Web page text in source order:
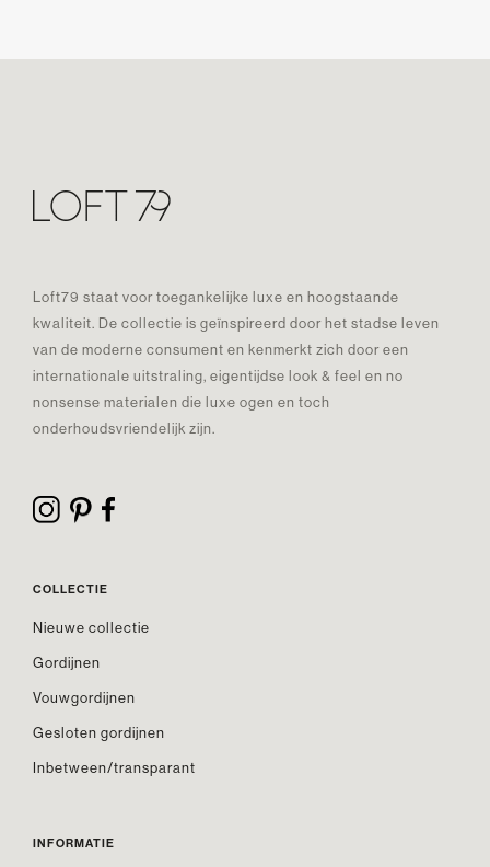
Loft79 staat voor toegankelijke luxe en hoogstaande
kwaliteit. De collectie is geïnspireerd door het stadse leven
van de moderne consument en kenmerkt zich door een
internationale uitstraling, eigentijdse look & feel en no
nonsense materialen die luxe ogen en toch
onderhoudsvriendelijk zijn.
COLLECTIE
Nieuwe collectie
Gordijnen
Vouwgordijnen
Gesloten gordijnen
Inbetween/transparant
INFORMATIE